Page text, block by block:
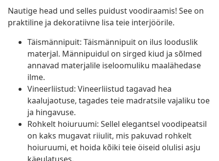
Nautige head und selles puidust voodiraamis! See on
praktiline ja dekoratiivne lisa teie interjöörile.
Täismännipuit: Täismännipuit on ilus looduslik
materjal. Männipuidul on sirged kiud ja sõlmed
annavad materjalile iseloomuliku maalähedase
ilme.
Vineerliistud: Vineerliistud tagavad hea
kaalujaotuse, tagades teie madratsile vajaliku toe
ja hingavuse.
Rohkelt hoiuruumi: Sellel elegantsel voodipeatsil
on kaks mugavat riiulit, mis pakuvad rohkelt
hoiuruumi, et hoida kõiki teie öiseid olulisi asju